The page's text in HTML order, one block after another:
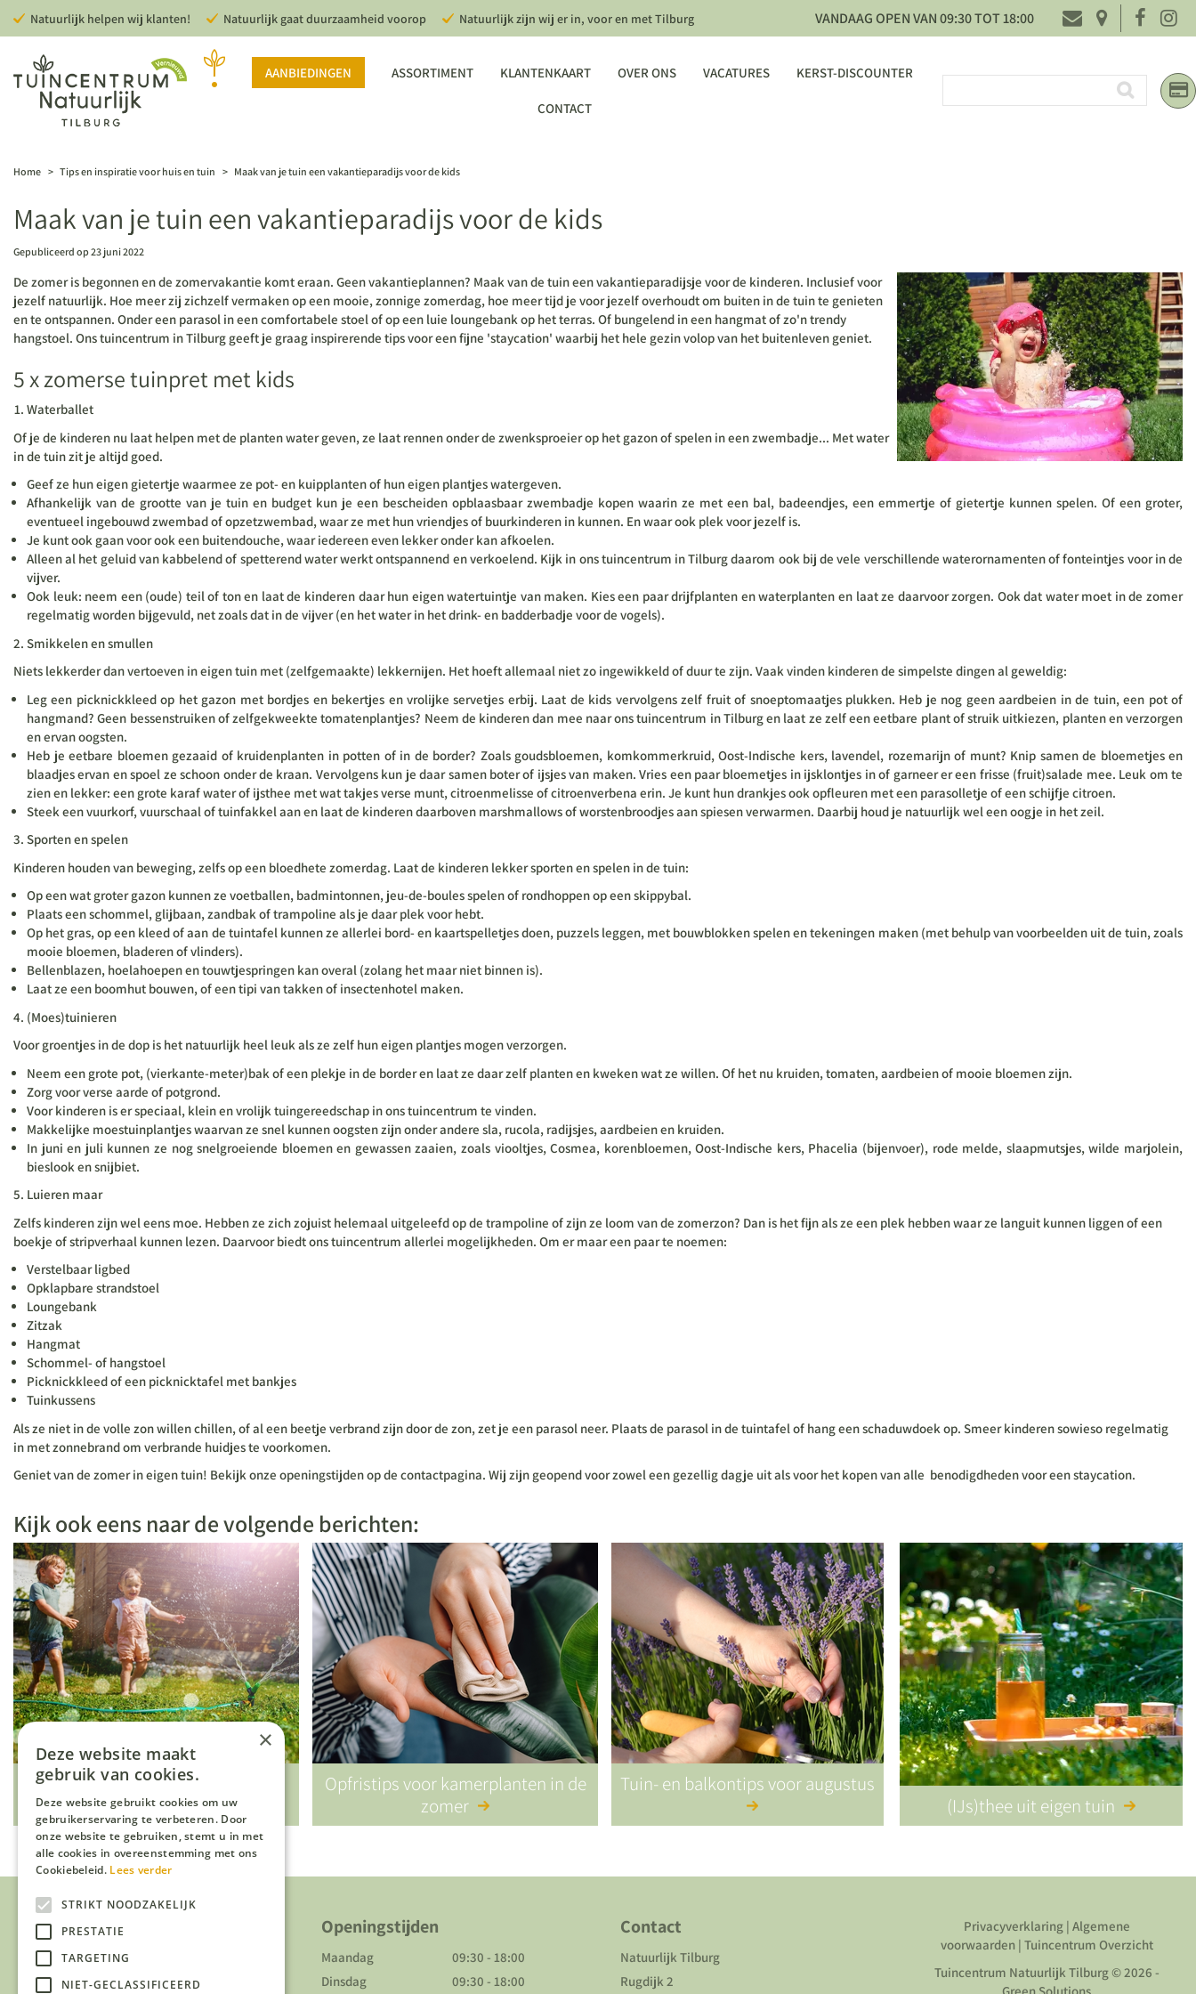
naar
Home > Tips en inspiratie voor huis en tuin > Maak van je tuin een vakantieparadijs voor de kids
Natuurlijk helpen wij klanten! Natuurlijk gaat duurzaamheid voorop Natuurlijk zijn wij er in, voor en met Tilburg VANDAAG OPEN VAN09:30TOT18:00
AANBIEDINGEN ASSORTIMENT KLANTENKAART OVER ONS VACATURES KERST-DISCOUNTER
CONTACT
Maak van je tuin een vakantieparadijs voor de kids
Gepubliceerd op23 juni 2022
De zomer is begonnen en de zomervakantie komt eraan. Geen vakantieplannen? Maak van de tuin een vakantieparadijsje voor de kinderen. Inclusief voor
jezelf natuurlijk. Hoe meer zij zichzelf vermaken op een mooie, zonnige zomerdag, hoe meer tijd je voor jezelf overhoudt om buiten in de tuin te genieten
en te ontspannen. Onder een parasol in een comfortabele stoel of op een luie loungebank op het terras. Of bungelend in een hangmat of zo'n trendy
hangstoel. Ons tuincentrum in Tilburg geeft je graag inspirerende tips voor een fijne 'staycation' waarbij het hele gezin volop van het buitenleven geniet.
5 x zomerse tuinpret met kids
Waterballet
Of je de kinderen nu laat helpen met de planten water geven, ze laat rennen onder de zwenksproeier op het gazon of spelen in een zwembadje... Met water
in de tuin zit je altijd goed.
Geef ze hun eigen gietertje waarmee ze pot- en kuipplanten of hun eigen plantjes watergeven.
Afhankelijk van de grootte van je tuin en budget kun je een bescheiden opblaasbaar zwembadje kopen waarin ze met een bal, badeendjes, een emmertje of gietertje kunnen spelen. Of een groter,
eventueel ingebouwd zwembad of opzetzwembad, waar ze met hun vriendjes of buurkinderen in kunnen. En waar ook plek voor jezelf is.
Je kunt ook gaan voor ook een buitendouche, waar iedereen even lekker onder kan afkoelen.
Alleen al het geluid van kabbelend of spetterend water werkt ontspannend en verkoelend. Kijk in ons tuincentrum in Tilburg daarom ook bij de vele verschillende waterornamenten of fonteintjes voor in de
vijver.
Ook leuk: neem een (oude) teil of ton en laat de kinderen daar hun eigen watertuintje van maken. Kies een paar drijfplanten en waterplanten en laat ze daarvoor zorgen. Ook dat water moet in de zomer
regelmatig worden bijgevuld, net zoals dat in de vijver (en het water in het drink- en badderbadje voor de vogels).
Smikkelen en smullen
Niets lekkerder dan vertoeven in eigen tuin met (zelfgemaakte) lekkernijen. Het hoeft allemaal niet zo ingewikkeld of duur te zijn. Vaak vinden kinderen de simpelste dingen al geweldig:
Leg een picknickkleed op het gazon met bordjes en bekertjes en vrolijke servetjes erbij. Laat de kids vervolgens zelf fruit of snoeptomaatjes plukken. Heb je nog geen aardbeien in de tuin, een pot of
hangmand? Geen bessenstruiken of zelfgekweekte tomatenplantjes? Neem de kinderen dan mee naar ons tuincentrum in Tilburg en laat ze zelf een eetbare plant of struik uitkiezen, planten en verzorgen
en ervan oogsten.
Heb je eetbare bloemen gezaaid of kruidenplanten in potten of in de border? Zoals goudsbloemen, komkommerkruid, Oost-Indische kers, lavendel, rozemarijn of munt? Knip samen de bloemetjes en
blaadjes ervan en spoel ze schoon onder de kraan. Vervolgens kun je daar samen boter of ijsjes van maken. Vries een paar bloemetjes in ijsklontjes in of garneer er een frisse (fruit)salade mee. Leuk om te
zien en lekker: een grote karaf water of ijsthee met wat takjes verse munt, citroenmelisse of citroenverbena erin. Je kunt hun drankjes ook opfleuren met een parasolletje of een schijfje citroen.
Steek een vuurkorf, vuurschaal of tuinfakkel aan en laat de kinderen daarboven marshmallows of worstenbroodjes aan spiesen verwarmen. Daarbij houd je natuurlijk wel een oogje in het zeil.
Sporten en spelen
Kinderen houden van beweging, zelfs op een bloedhete zomerdag. Laat de kinderen lekker sporten en spelen in de tuin:
Op een wat groter gazon kunnen ze voetballen, badmintonnen, jeu-de-boules spelen of rondhoppen op een skippybal.
Plaats een schommel, glijbaan, zandbak of trampoline als je daar plek voor hebt.
Op het gras, op een kleed of aan de tuintafel kunnen ze allerlei bord- en kaartspelletjes doen, puzzels leggen, met bouwblokken spelen en tekeningen maken (met behulp van voorbeelden uit de tuin, zoals
mooie bloemen, bladeren of vlinders).
Bellenblazen, hoelahoepen en touwtjespringen kan overal (zolang het maar niet binnen is).
Laat ze een boomhut bouwen, of een tipi van takken of insectenhotel maken.
(Moes)tuinieren
Voor groentjes in de dop is het natuurlijk heel leuk als ze zelf hun eigen plantjes mogen verzorgen.
Neem een grote pot, (vierkante-meter)bak of een plekje in de border en laat ze daar zelf planten en kweken wat ze willen. Of het nu kruiden, tomaten, aardbeien of mooie bloemen zijn.
Zorg voor verse aarde of potgrond.
Voor kinderen is er speciaal, klein en vrolijk tuingereedschap in ons tuincentrum te vinden.
Makkelijke moestuinplantjes waarvan ze snel kunnen oogsten zijn onder andere sla, rucola, radijsjes, aardbeien en kruiden.
In juni en juli kunnen ze nog snelgroeiende bloemen en gewassen zaaien, zoals viooltjes, Cosmea, korenbloemen, Oost-Indische kers, Phacelia (bijenvoer), rode melde, slaapmutsjes, wilde marjolein,
bieslook en snijbiet.
Luieren maar
Zelfs kinderen zijn wel eens moe. Hebben ze zich zojuist helemaal uitgeleefd op de trampoline of zijn ze loom van de zomerzon? Dan is het fijn als ze een plek hebben waar ze languit kunnen liggen of een
boekje of stripverhaal kunnen lezen. Daarvoor biedt ons tuincentrum allerlei mogelijkheden. Om er maar een paar te noemen:
Verstelbaar ligbed
Opklapbare strandstoel
Loungebank
Zitzak
Hangmat
Schommel- of hangstoel
Picknickkleed of een picknicktafel met bankjes
Tuinkussens
Als ze niet in de volle zon willen chillen, of al een beetje verbrand zijn door de zon, zet je een parasol neer. Plaats de parasol in de tuintafel of hang een schaduwdoek op. Smeer kinderen sowieso regelmatig
in met zonnebrand om verbrande huidjes te voorkomen.
Geniet van de zomer in eigen tuin! Bekijk onze openingstijden op de contactpagina. Wij zijn geopend voor zowel een gezellig dagje uit als voor het kopen van alle benodigdheden voor een staycation.
Kijk ook eens naar de volgende berichten:
Vakantietips (voor kids) in eigen
tuin
Opfristips voor kamerplanten in de
zomer
Tuin- en balkontips voor augustus
(IJs)thee uit eigen tuin
Over ons
Over ons
Duurzaamheid
Openingstijden
Maandag
09:30 - 18:00
Dinsdag
09:30 - 18:00
Contact
Natuurlijk Tilburg
Rugdijk 2
Privacyverklaring| Algemene
voorwaarden| Tuincentrum Overzicht
Tuincentrum Natuurlijk Tilburg© 2026 -
×
Deze website maakt
gebruik van cookies.
Deze website gebruikt cookies om uw
gebruikerservaring te verbeteren. Door
onze website te gebruiken, stemt u in met
alle cookies in overeenstemming met ons
Cookiebeleid. Lees verder
STRIKT NOODZAKELIJK
PRESTATIE
TARGETING
NIET-GECLASSIFICEERD